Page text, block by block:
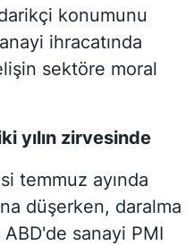
konumunu
ihracatında
sektöre moral
yılın zirvesinde
temmuz ayında
düşerken, daralma
sanayi PMI